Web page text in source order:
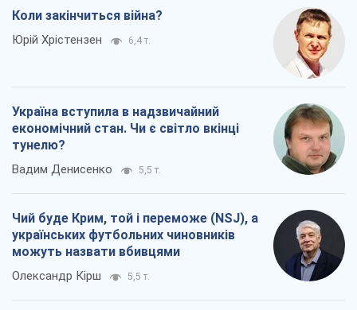
Коли закінчиться війна?
Юрій Хрістензен 6,4 т.
Україна вступила в надзвичайний
економічний стан. Чи є світло вкінці
тунелю?
Вадим Денисенко 5,5 т.
Чий буде Крим, той і переможе (NSJ), а
українських футбольних чиновників
можуть назвати вбивцями
Олександр Кірш 5,5 т.